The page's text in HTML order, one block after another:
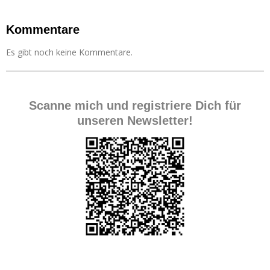
Kommentare
Es gibt noch keine Kommentare.
Scanne mich und registriere Dich für
unseren Newsletter!